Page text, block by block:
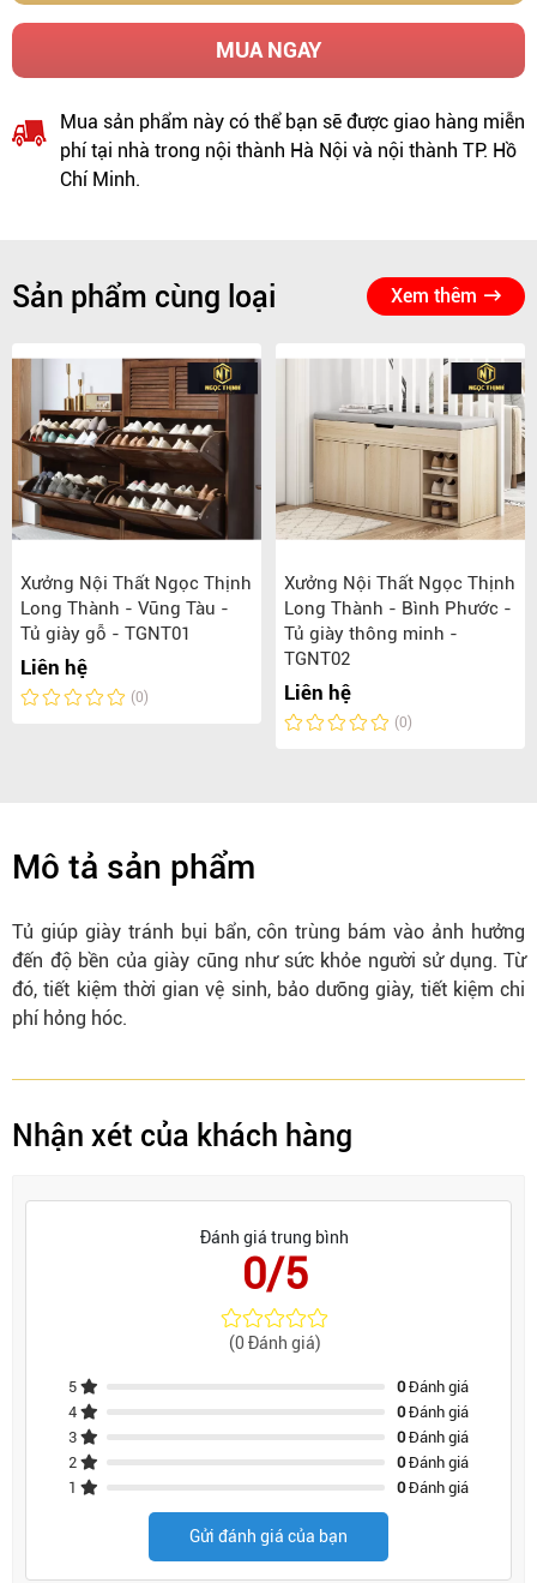
MUA NGAY
Mua sản phẩm này có thể bạn sẽ được giao hàng miễn
phí tại nhà trong nội thành Hà Nội và nội thành TP. Hồ
Chí Minh.
Sản phẩm cùng loại Xem thêm
Xưởng Nội Thất Ngọc Thịnh
Long Thành - Vũng Tàu -
Tủ giày gỗ - TGNT01
Liên hệ
(0)
Xưởng Nội Thất Ngọc Thịnh
Long Thành - Bình Phước -
Tủ giày thông minh -
TGNT02
Liên hệ
(0)
Mô tả sản phẩm
Tủ giúp giày tránh bụi bẩn, côn trùng bám vào ảnh hưởng
đến độ bền của giày cũng như sức khỏe người sử dụng. Từ
đó, tiết kiệm thời gian vệ sinh, bảo dưỡng giày, tiết kiệm chi
phí hỏng hóc.
Nhận xét của khách hàng
Đánh giá trung bình
0/5
(0 Đánh giá)
5 0Đánh giá
4
0Đánh giá
3
0Đánh giá
2
0Đánh giá
1
0Đánh giá
Gửi đánh giá của bạn